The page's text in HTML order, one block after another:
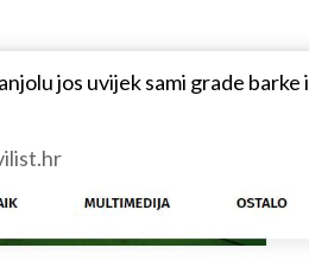
jos uvijek sami grade barke i